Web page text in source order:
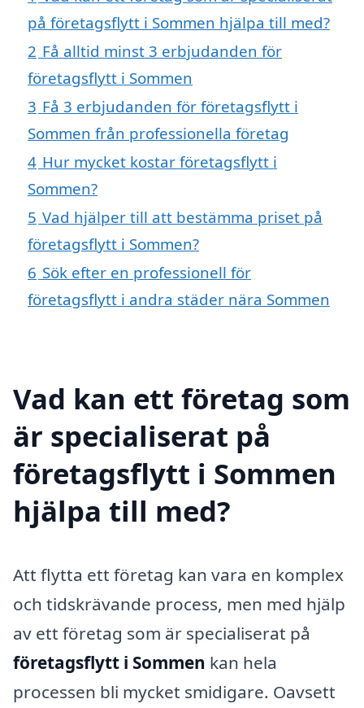
på företagsflytt i Sommen hjälpa till med?
2 Få alltid minst 3 erbjudanden för
företagsflytt i Sommen
3 Få 3 erbjudanden för företagsflytt i
Sommen från professionella företag
4 Hur mycket kostar företagsflytt i
Sommen?
5 Vad hjälper till att bestämma priset på
företagsflytt i Sommen?
6 Sök efter en professionell för
företagsflytt i andra städer nära Sommen
Vad kan ett företag som
är specialiserat på
företagsflytt i Sommen
hjälpa till med?
Att flytta ett företag kan vara en komplex
och tidskrävande process, men med hjälp
av ett företag som är specialiserat på
företagsflytt i Sommen kan hela
processen bli mycket smidigare. Oavsett